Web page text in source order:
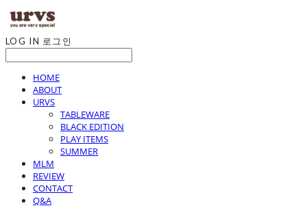
LOG IN 로그인
HOME
ABOUT
URVS
TABLEWARE
BLACK EDITION
PLAY ITEMS
SUMMER
MLM
REVIEW
CONTACT
Q&A